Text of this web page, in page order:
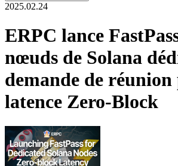
2025.02.24
ERPC lance
nœuds de Solana
demande de
latence Zero-Block